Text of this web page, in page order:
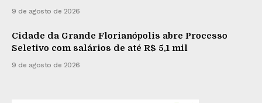
9 de agosto de 2026
Cidade da Grande Florianópolis abre Processo
Seletivo com salários de até R$ 5,1 mil
9 de agosto de 2026